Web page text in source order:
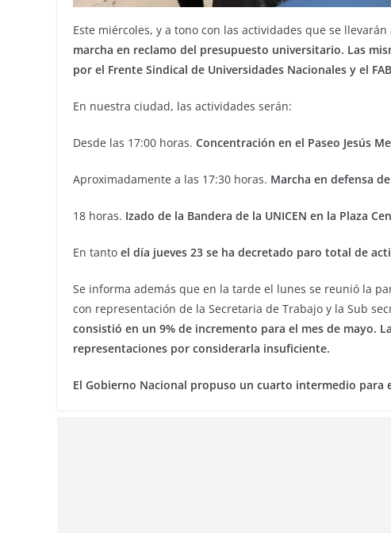
Este miércoles, y a tono con las actividades que se
marcha en reclamo del presupuesto universitario. Las
por el Frente Sindical de Universidades Nacionales y el
En nuestra ciudad, las actividades serán:
Desde las 17:00 horas. Concentración en el Paseo Jesús
Aproximadamente a las 17:30 horas. Marcha en defensa de
18 horas. Izado de la Bandera de la UNICEN en la Plaza
En tanto el día jueves 23 se ha decretado paro total de
Se informa además que en la tarde el lunes se reunió la
con representación de la Secretaria de Trabajo y la Sub
consistió en un 9% de incremento para el mes de mayo.
representaciones por considerarla insuficiente.
El Gobierno Nacional propuso un cuarto intermedio para